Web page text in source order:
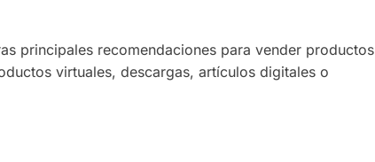
principales recomendaciones para vender productos
virtuales, descargas, artículos digitales o